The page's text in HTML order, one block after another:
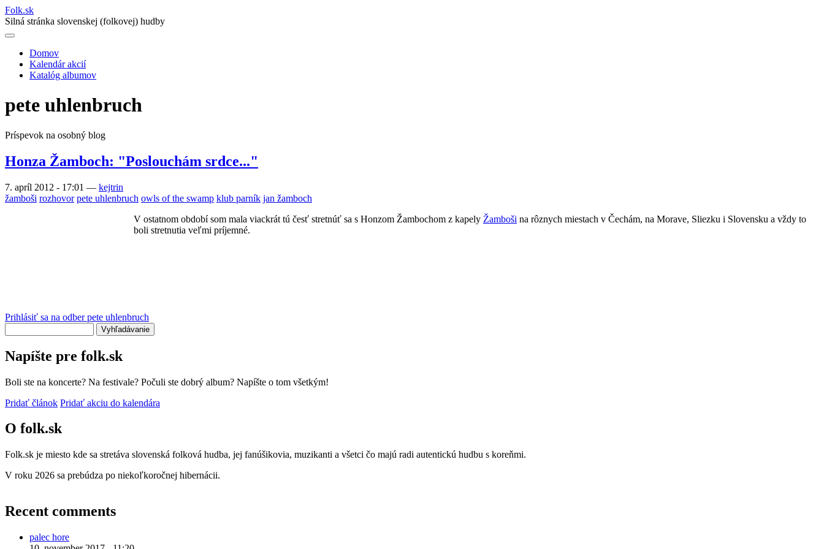
Folk.sk
Silná stránka slovenskej (folkovej) hudby
Main
navigation
Domov
Kalendár akcií
Katalóg albumov
pete uhlenbruch
Príspevok na osobný blog
Honza Žamboch: "Poslouchám srdce..."
7. apríl 2012 - 17:01 — kejtrin
žamboši rozhovor pete uhlenbruch owls of the swamp klub parník jan žamboch
V ostatnom období som mala viackrát tú česť stretnúť sa s Honzom Žambochom z kapely Žamboši na rôznych miestach v Čechám, na Morave, Sliezku i Slovensku a vždy to
boli stretnutia veľmi príjemné.
Prihlásiť sa na odber pete uhlenbruch
Napíšte pre folk.sk
Boli ste na koncerte? Na festivale? Počuli ste dobrý album? Napíšte o tom všetkým!
Pridať článok Pridať akciu do kalendára
O folk.sk
Folk.sk je miesto kde sa stretáva slovenská folková hudba, jej fanúšikovia, muzikanti a všetci čo majú radi autentickú hudbu s koreňmi.
V roku 2026 sa prebúdza po niekoľkoročnej hibernácii.
Recent comments
palec hore